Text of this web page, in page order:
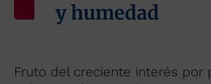
y humedad
Fruto del creciente interés por